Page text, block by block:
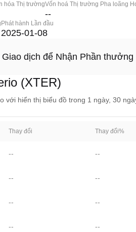
hóa Thị trườngVốn hoá Thị trường Pha loãng
--
Phát hành Lần đầu
2025-01-08
dịch để Nhận Phần thưởng
(XTER)
với hiển thị biểu đồ trong 1 ngày, 30
Thay đổi Thay đổi%
-- --
-- --
-- --
-- --